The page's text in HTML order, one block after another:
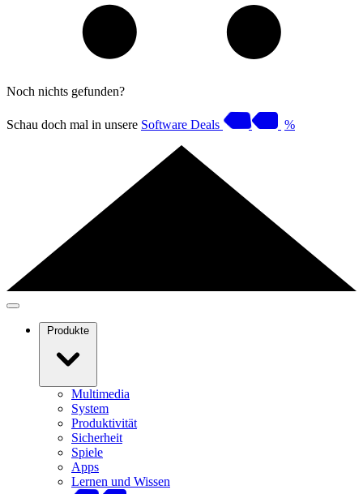
Noch nichts gefunden?
Schau doch mal in unsere Software Deals %
Produkte
Multimedia
System
Produktivität
Sicherheit
Spiele
Apps
Lernen und Wissen